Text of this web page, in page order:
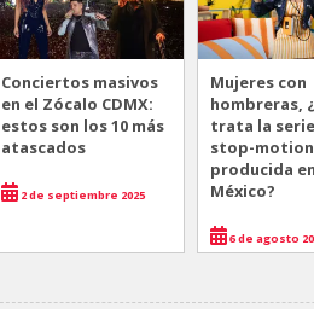
Conciertos masivos
en el Zócalo CDMX:
estos son los 10 más
atascados
2 de septiembre 2025
Mujeres con
hombreras,
trata la
stop-motion
producida en
México?
6 de agosto